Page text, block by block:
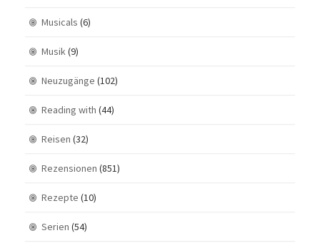
Musicals (6)
Musik(9)
Neuzugänge (102)
Reading with (44)
Reisen (32)
Rezensionen (851)
Rezepte (10)
Serien (54)